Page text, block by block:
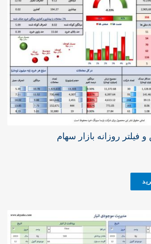
فیلتر روزانه بازار سهام